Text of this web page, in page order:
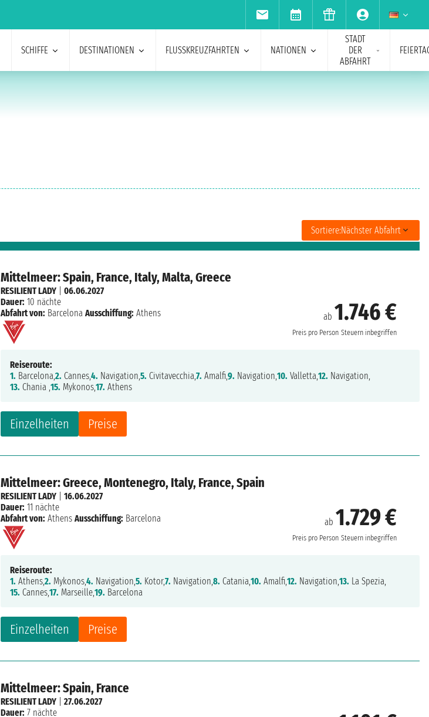
SCHIFFE DESTINATIONEN FLUSSKREUZFAHRTEN NATIONEN
STADT
DER
ABFAHRT
Sortiere:Nächster Abfahrt
Mittelmeer: Spain, France, Italy, Malta, Greece
ab 1.746 €
Preis pro Person Steuern inbegriffen
Einzelheiten Preise
RESILIENT LADY |06.06.2027
Dauer: 10 nächte
Abfahrt von: Barcelona Ausschiffung: Athens
Reiseroute:
1. Barcelona,2. Cannes,4. Navigation,5. Civitavecchia,7. Amalfi,9. Navigation,10. Valletta,12. Navigation,
13. Chania ,15. Mykonos,17. Athens
Mittelmeer: Greece, Montenegro, Italy, France, Spain
ab 1.729 €
Preis pro Person Steuern inbegriffen
Einzelheiten Preise
RESILIENT LADY |16.06.2027
Dauer: 11 nächte
Abfahrt von: Athens Ausschiffung: Barcelona
Reiseroute:
1. Athens,2. Mykonos,4. Navigation,5. Kotor,7. Navigation,8. Catania,10. Amalfi,12. Navigation,13. La Spezia,
15. Cannes,17. Marseille,19. Barcelona
Mittelmeer: Spain, France
RESILIENT LADY |27.06.2027
Dauer: 7 nächte